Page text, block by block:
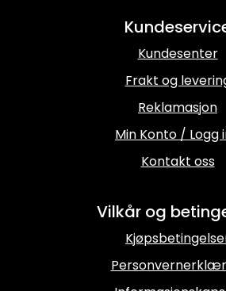
Kundesenter
Frakt og
Reklamasjon
Min Konto / Logg
Kontakt oss
Vilkår og